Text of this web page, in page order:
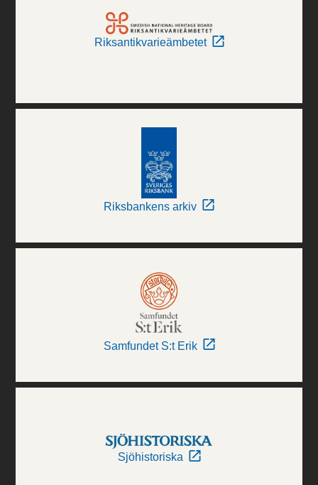
Riksantikvarieämbetet
Riksbankens arkiv
Samfundet S:t Erik
Sjöhistoriska